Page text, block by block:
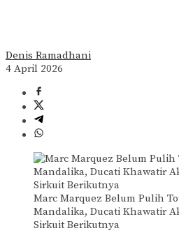
Denis Ramadhani
4 April 2026
Marc Marquez Belum Pulih
Mandalika, Ducati Khawatir
Sirkuit Berikutnya